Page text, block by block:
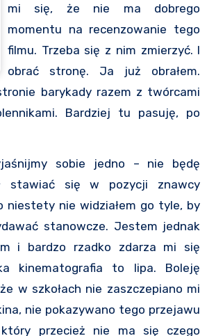
mi się, że nie ma dobrego
momentu na recenzowanie tego
filmu. Trzeba się z nim zmierzyć. I
obrać stronę. Ja już obrałem.
barykady razem z twórcami
Bardziej tu pasuję, po
sobie jedno – nie będę
stawiać się w pozycji znawcy
niestety nie widziałem go tyle, by
stanowcze. Jestem jednak
i bardzo rzadko zdarza mi się
kinematografia to lipa. Boleję
w szkołach nie zaszczepiano mi
nie pokazywano tego przejawu
przecież nie ma się czego